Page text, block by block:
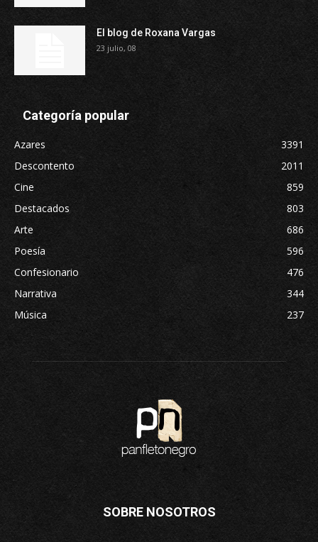
El blog de Roxana Vargas
23 julio, 08
Categoría popular
Azares
3391
Descontento
2011
Cine
859
Destacados
803
Arte
686
Poesía
596
Confesionario
476
Narrativa
344
Música
237
SOBRE NOSOTROS